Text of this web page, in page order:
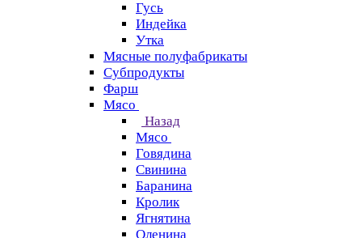
Гусь
Индейка
Утка
Мясные полуфабрикаты
Субпродукты
Фарш
Мясо
Назад
Мясо
Говядина
Свинина
Баранина
Кролик
Ягнятина
Оленина